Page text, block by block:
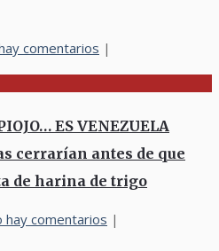
comentarios |
ES VENEZUELA
cerrarían antes de que
de harina de trigo
hay comentarios |